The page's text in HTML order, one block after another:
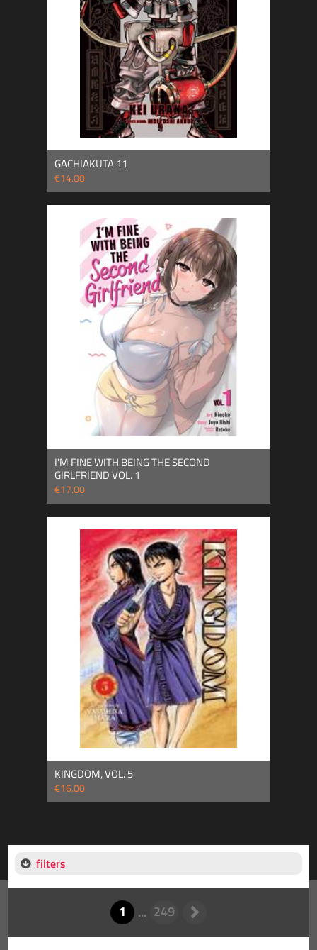
GACHIAKUTA 11
€14.00
I'M FINE WITH BEING THE SECOND
GIRLFRIEND VOL. 1
€17.00
KINGDOM, VOL. 5
€16.00
filters